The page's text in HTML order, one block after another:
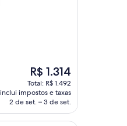
O
preço
é
de
R$ 1.314
R$ 1.314
Total: R$ 1.492
inclui impostos e taxas
2 de set. – 3 de set.